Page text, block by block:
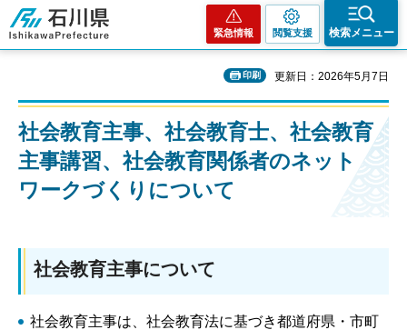
石川県
緊急情報 閲覧支援 検索メニュー
印刷 更新日：2026年5月7日
社会教育主事、社会教育士、社会教育
主事講習、社会教育関係者のネット
ワークづくりについて
社会教育主事について
社会教育主事は、社会教育法に基づき都道府県・市町